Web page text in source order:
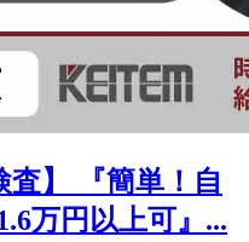
査】 『簡単！自
万円以上可』...